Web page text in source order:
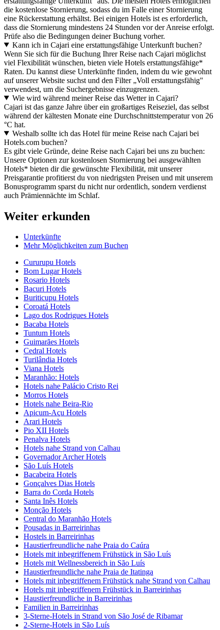
die kostenlose Stornierung, sodass du im Falle einer Stornierung
eine Rückerstattung erhältst. Bei einigen Hotels ist es erforderlich,
dass die Stornierung mindestens 24 Stunden vor der Anreise erfolgt.
Prüfe also die Bedingungen deiner Buchung vorher.
Kann ich in Cajari eine erstattungsfähige Unterkunft buchen?
Wenn Sie sich für die Buchung Ihrer Reise nach Cajari möglichst
viel Flexibilität wünschen, bieten viele Hotels erstattungsfähige*
Raten. Du kannst diese Unterkünfte finden, indem du wie gewohnt
auf unserer Website suchst und den Filter „Voll erstattungsfähig"
verwendest, um die Suchergebnisse einzugrenzen.
Wie wird während meiner Reise das Wetter in Cajari?
Cajari ist das ganze Jahre über ein großartiges Reiseziel, das selbst
während der kältesten Monate eine Durchschnittstemperatur von 26
°C hat.
Weshalb sollte ich das Hotel für meine Reise nach Cajari bei
Hotels.com buchen?
Es gibt viele Gründe, deine Reise nach Cajari bei uns zu buchen:
Unsere Optionen zur kostenlosen Stornierung bei ausgewählten
Hotels* bieten dir die gewünschte Flexibilität, mit unserer
Preisgarantie profitierst du von niedrigsten Preisen und mit unserem
Bonusprogramm sparst du nicht nur ordentlich, sondern verdienst
auch Prämiennächte im Schlaf.
Weiter erkunden
Unterkünfte
Mehr Möglichkeiten zum Buchen
Cururupu Hotels
Bom Lugar Hotels
Rosario Hotels
Bacuri Hotels
Buriticupu Hotels
Coroatá Hotels
Lago dos Rodrigues Hotels
Bacaba Hotels
Tuntum Hotels
Guimarães Hotels
Cedral Hotels
Turilândia Hotels
Viana Hotels
Maranhão: Hotels
Hotels nahe Palácio Cristo Rei
Morros Hotels
Hotels nahe Beira-Rio
Apicum-Açu Hotels
Arari Hotels
Pio XII Hotels
Penalva Hotels
Hotels nahe Strand von Calhau
Governador Archer Hotels
São Luís Hotels
Bacabeira Hotels
Gonçalves Dias Hotels
Barra do Corda Hotels
Santa Inês Hotels
Monção Hotels
Central do Maranhão Hotels
Pousadas in Barreirinhas
Hostels in Barreirinhas
Haustierfreundliche nahe Praia do Caúra
Hotels mit inbegriffenem Frühstück in São Luís
Hotels mit Wellnessbereich in São Luís
Haustierfreundliche nahe Praia de Itatinga
Hotels mit inbegriffenem Frühstück nahe Strand von Calhau
Hotels mit inbegriffenem Frühstück in Barreirinhas
Haustierfreundliche in Barreirinhas
Familien in Barreirinhas
3-Sterne-Hotels in Strand von São José de Ribamar
2-Sterne-Hotels in São Luís